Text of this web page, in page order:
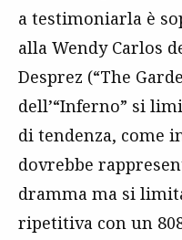
a testimoniarla è
alla Wendy Carlos
Desprez (“The
dell’“Inferno” si
di tendenza, come
dovrebbe
dramma ma si
ripetitiva con un